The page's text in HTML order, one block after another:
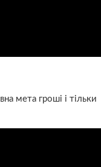
мета гроші і тільки